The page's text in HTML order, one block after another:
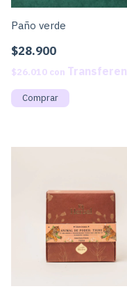
Paño verde
$28.900
$26.010 con